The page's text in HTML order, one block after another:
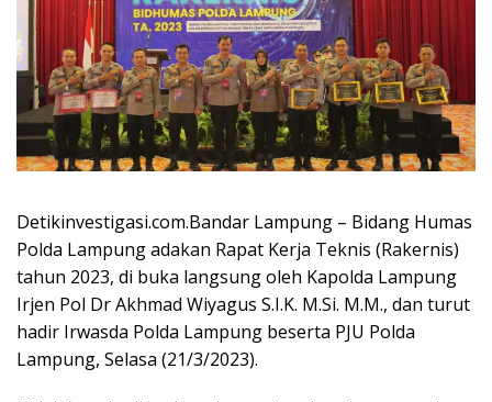
Detikinvestigasi.com.Bandar Lampung – Bidang Humas
Polda Lampung adakan Rapat Kerja Teknis (Rakernis)
tahun 2023, di buka langsung oleh Kapolda Lampung
Irjen Pol Dr Akhmad Wiyagus S.I.K. M.Si. M.M., dan turut
hadir Irwasda Polda Lampung beserta PJU Polda
Lampung, Selasa (21/3/2023).